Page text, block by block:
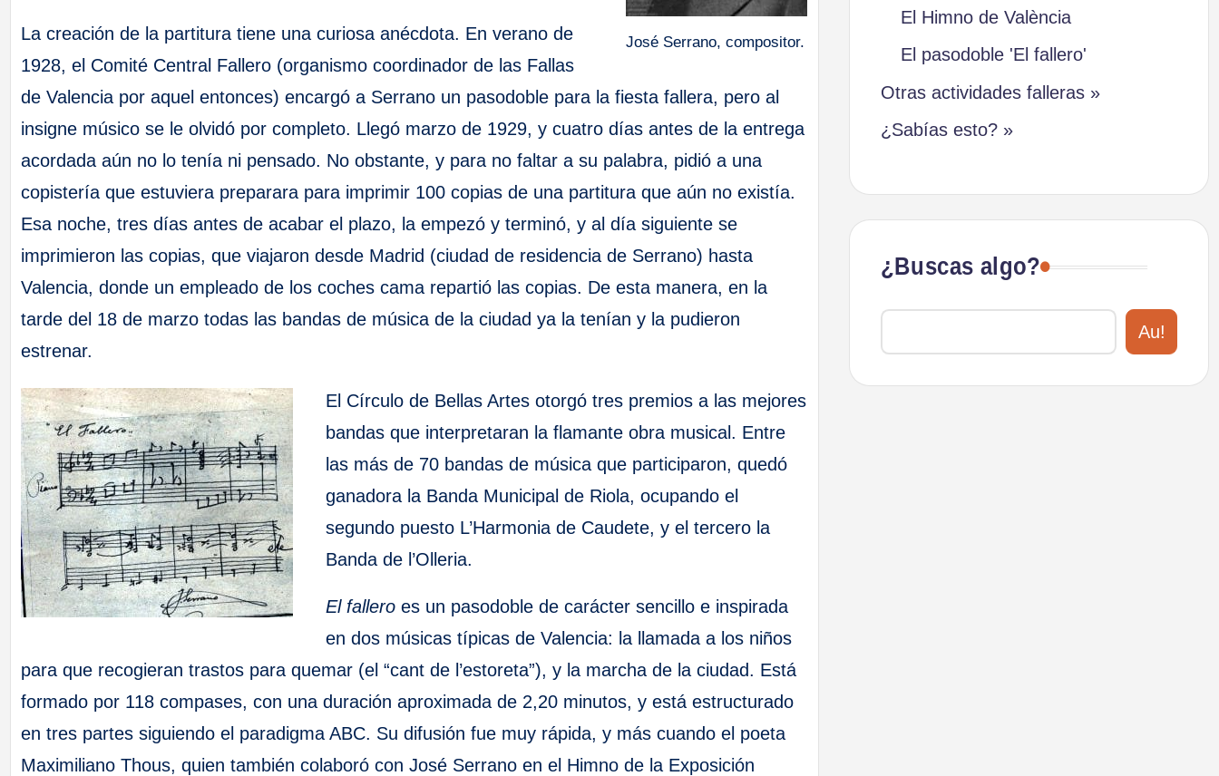
José Serrano, compositor.
La creación de la partitura tiene una curiosa anécdota. En verano de
1928, el Comité Central Fallero (organismo coordinador de las Fallas
de Valencia por aquel entonces) encargó a Serrano un pasodoble para la fiesta fallera, pero al
insigne músico se le olvidó por completo. Llegó marzo de 1929, y cuatro días antes de la entrega
acordada aún no lo tenía ni pensado. No obstante, y para no faltar a su palabra, pidió a una
copistería que estuviera preparara para imprimir 100 copias de una partitura que aún no existía.
Esa noche, tres días antes de acabar el plazo, la empezó y terminó, y al día siguiente se
imprimieron las copias, que viajaron desde Madrid (ciudad de residencia de Serrano) hasta
Valencia, donde un empleado de los coches cama repartió las copias. De esta manera, en la
tarde del 18 de marzo todas las bandas de música de la ciudad ya la tenían y la pudieron
estrenar.
El Círculo de Bellas Artes otorgó tres premios a las mejores
bandas que interpretaran la flamante obra musical. Entre
las más de 70 bandas de música que participaron, quedó
ganadora la Banda Municipal de Riola, ocupando el
segundo puesto L’Harmonia de Caudete, y el tercero la
Banda de l’Olleria.
El fallero es un pasodoble de carácter sencillo e inspirada
en dos músicas típicas de Valencia: la llamada a los niños
para que recogieran trastos para quemar (el “cant de l’estoreta”), y la marcha de la ciudad. Está
formado por 118 compases, con una duración aproximada de 2,20 minutos, y está estructurado
en tres partes siguiendo el paradigma ABC. Su difusión fue muy rápida, y más cuando el poeta
Maximiliano Thous, quien también colaboró con José Serrano en el Himno de la Exposición
El Himno de València
El pasodoble 'El fallero'
Otras actividades falleras »
¿Sabías esto? »
¿Buscas algo?
Au!